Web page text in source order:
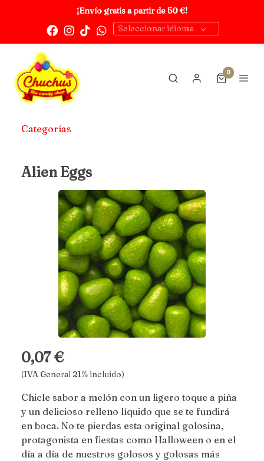
¡Envío gratis a partir de 50 €!
Seleccionar idioma
0
Categorías
Alien Eggs
0,07 €
(IVA General 21% incluido)
Chicle sabor a melón con un ligero toque a piña
y un delicioso relleno líquido que se te fundirá
en boca. No te pierdas esta original golosina,
protagonista en fiestas como Halloween o en el
día a día de nuestros golosos y golosas más